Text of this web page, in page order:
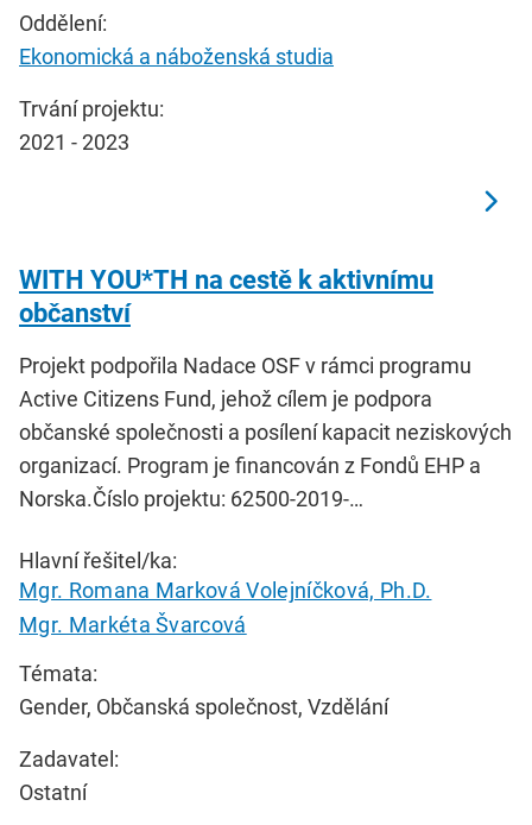
Oddělení:
Ekonomická a náboženská studia
Trvání projektu:
2021 - 2023
WITH YOU*TH na cestě k aktivnímu
občanství
Projekt podpořila Nadace OSF v rámci programu
Active Citizens Fund, jehož cílem je podpora
občanské společnosti a posílení kapacit neziskových
organizací. Program je financován z Fondů EHP a
Norska.Číslo projektu: 62500-2019-…
Hlavní řešitel/ka:
Mgr. Romana Marková Volejníčková, Ph.D.
Mgr. Markéta Švarcová
Témata:
Gender, Občanská společnost, Vzdělání
Zadavatel:
Ostatní